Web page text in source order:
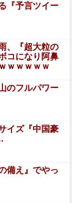
頭に羅列して一
” 動画、エ□
ろに足を運べば
雇用のバイト」
バサンでいい
なくエ●チなパ
対に避けられな
『予言ツイー
、『超大粒の
コになり阿鼻
ｗｗｗｗｗ
のフルパワー
イズ『中国豪
備え』でやっ